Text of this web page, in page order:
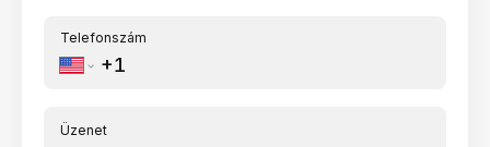
Telefonszám
Üzenet